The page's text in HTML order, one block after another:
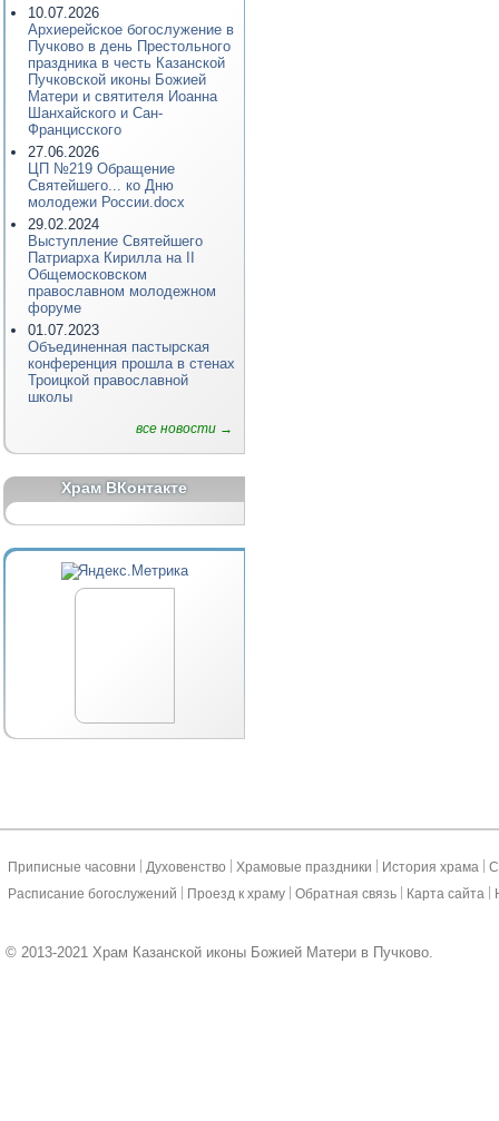
10.07.2026
Архиерейское богослужение в
Пучково в день Престольного
праздника в честь Казанской
Пучковской иконы Божией
Матери и святителя Иоанна
Шанхайского и Сан-
Францисского
27.06.2026
ЦП №219 Обращение
Святейшего... ко Дню
молодежи России.docx
29.02.2024
Выступление Святейшего
Патриарха Кирилла на II
Общемосковском
православном молодежном
форуме
01.07.2023
Объединенная пастырская
конференция прошла в стенах
Троицкой православной
школы
все новости →
Храм ВКонтакте
Приписные часовни Духовенство Храмовые праздники История храма
Расписание богослужений
Проезд к храму Обратная связь Карта сайта
© 2013-2021 Храм Казанской иконы Божией Матери в Пучково.